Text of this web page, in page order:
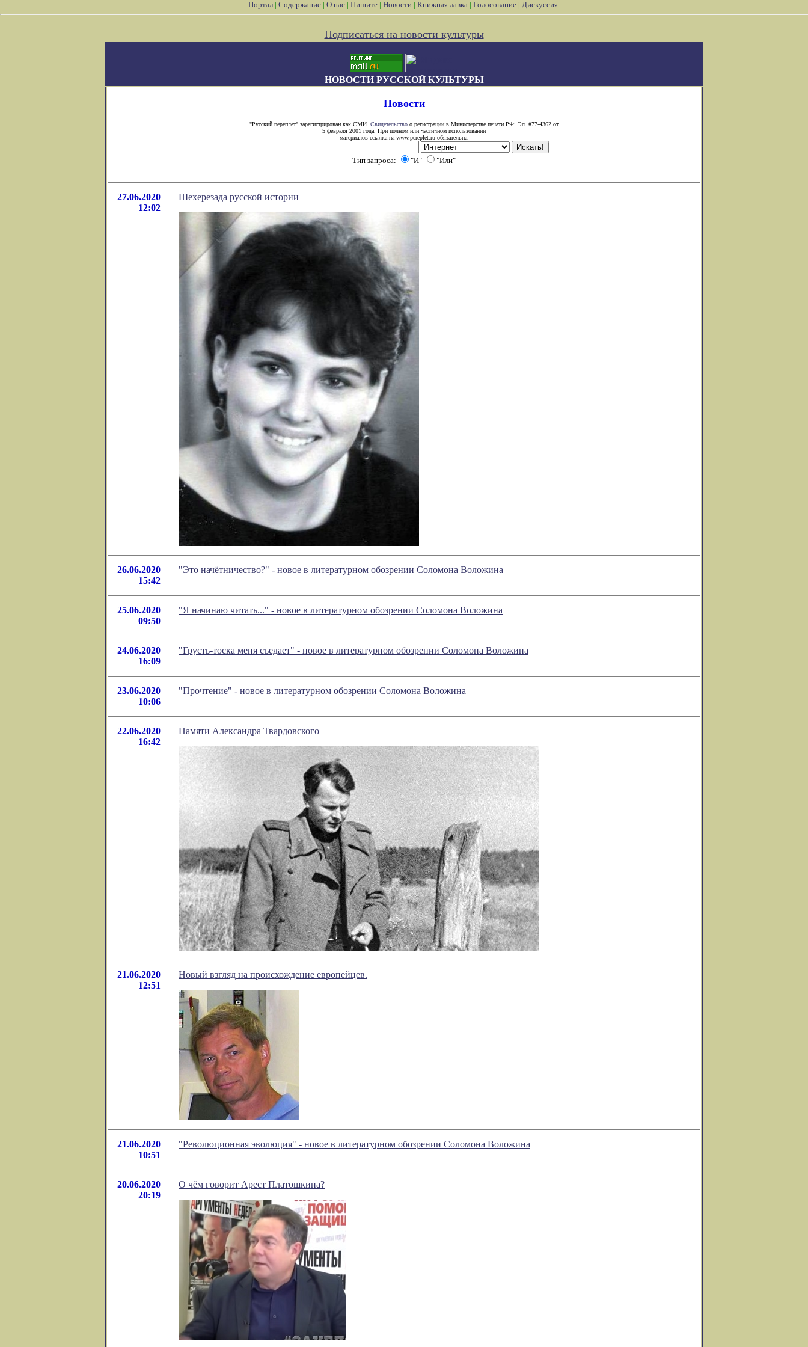
Портал| Содержание| О нас| Пишите| Новости| Книжная лавка| Голосование | Дискуссия
Подписаться на новости культуры
НОВОСТИ РУССКОЙ КУЛЬТУРЫ
Новости
"Русский переплет" зарегистрирован как СМИ. Свидетельство о регистрации в Министерстве печати РФ: Эл. #77-4362 от
5 февраля 2001 года. При полном или частичном использовании
материалов ссылка на www.pereplet.ru обязательна.
Тип запроса: "И" "Или"
27.06.2020
12:02
Шехерезада русской истории
26.06.2020
15:42
"Это начётничество?" - новое в литературном обозрении Соломона Воложина
25.06.2020
09:50
"Я начинаю читать..." - новое в литературном обозрении Соломона Воложина
24.06.2020
16:09
"Грусть-тоска меня съедает" - новое в литературном обозрении Соломона Воложина
23.06.2020
10:06
"Прочтение" - новое в литературном обозрении Соломона Воложина
22.06.2020
16:42
Памяти Александра Твардовского
21.06.2020
12:51
Новый взгляд на происхождение европейцев.
21.06.2020
10:51
"Революционная эволюция" - новое в литературном обозрении Соломона Воложина
20.06.2020
20:19
О чём говорит Арест Платошкина?